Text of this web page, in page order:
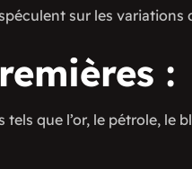
sur les variations
:
tels que l’or, le pétrole, le